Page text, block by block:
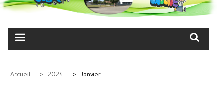
Accueil 2024 Janvier